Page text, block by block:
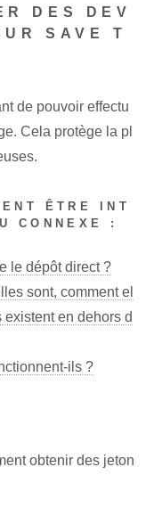
DES DEV
SAVE‍ T
de pouvoir effectu
Cela protège la pl
ÊTRE INT
CONNEXE :
le dépôt direct ?
sont, comment el
existent en dehors d
ils ?
obtenir des jeton